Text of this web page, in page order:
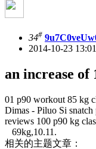
34#
2014-10-23
an increase of
01 p90 workout 85 kg
Dimas - Piluo Si
reviews 100 p90 kg
69kg,10.11.
相关的主题文章：